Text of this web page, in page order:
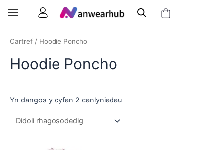
Cartref / Hoodie Poncho
Hoodie Poncho
Yn dangos y cyfan 2 canlyniadau